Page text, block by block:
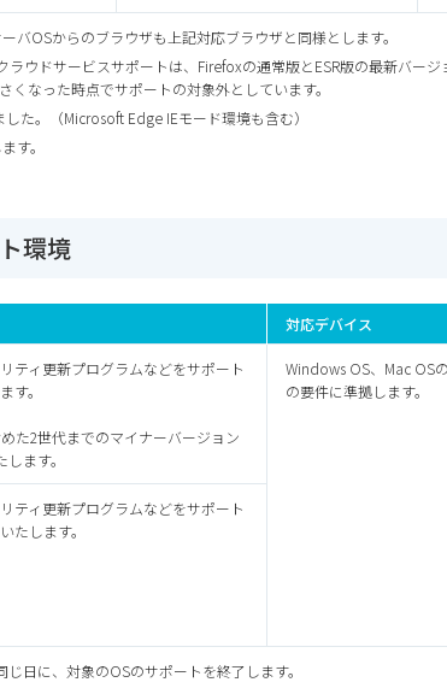
バOSからのブラウザも上記対応ブラウザと同様とします。
ウドサービスサポートは、Firefoxの通常版とESR版の最新バー
くなった時点でサポートの対象外としています。
た。（Microsoft Edge IEモード環境も含む）
す。
環境
対応デバイス
ティ更新プログラムなどをサポート
す。
た2世代までのマイナーバージョン
ます。
Windows OS、Mac OS
の要件に準拠します。
ティ更新プログラムなどをサポート
たします。
日に、対象のOSのサポートを終了します。